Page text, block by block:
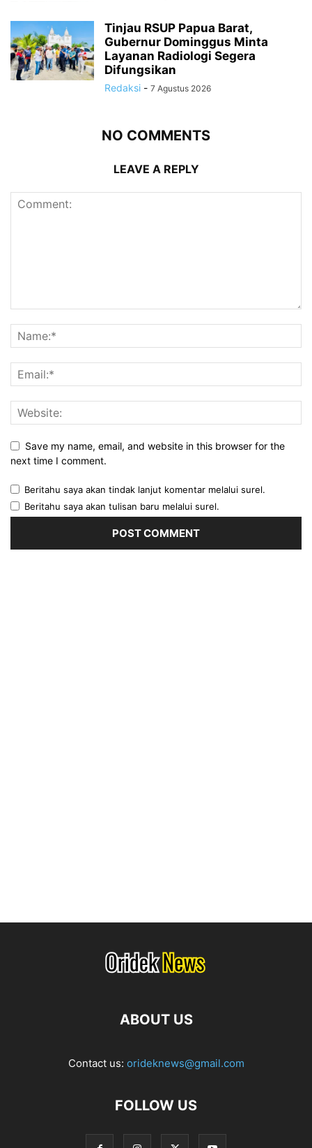
Tinjau RSUP Papua Barat,
Gubernur Dominggus Minta
Layanan Radiologi Segera
Difungsikan
Redaksi - 7 Agustus 2026
NO COMMENTS
LEAVE A REPLY
Save my name, email, and website in this browser for the
next time I comment.
Beritahu saya akan tindak lanjut komentar melalui surel.
Beritahu saya akan tulisan baru melalui surel.
ABOUT US
Contact us: orideknews@gmail.com
FOLLOW US